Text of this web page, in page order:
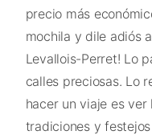
precio más
mochila y dile adiós
Levallois-Perret! Lo
calles preciosas. Lo
hacer un viaje es ver
tradiciones y